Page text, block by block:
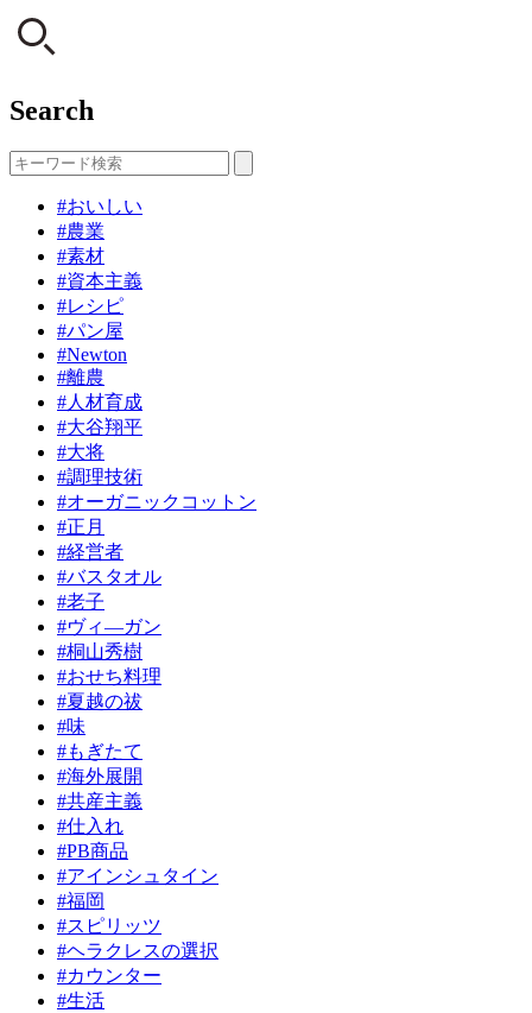
Search
#おいしい
#農業
#素材
#資本主義
#レシピ
#パン屋
#Newton
#離農
#人材育成
#大谷翔平
#大将
#調理技術
#オーガニックコットン
#正月
#経営者
#バスタオル
#老子
#ヴィ―ガン
#桐山秀樹
#おせち料理
#夏越の祓
#味
#もぎたて
#海外展開
#共産主義
#仕入れ
#PB商品
#アインシュタイン
#福岡
#スピリッツ
#ヘラクレスの選択
#カウンター
#生活